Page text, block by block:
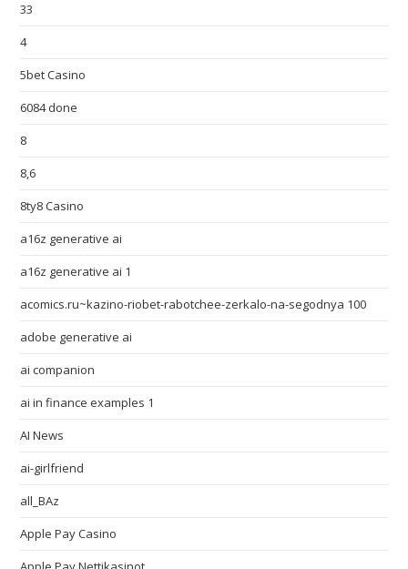
33
4
5bet Casino
6084 done
8
8,6
8ty8 Casino
a16z generative ai
a16z generative ai 1
acomics.ru~kazino-riobet-rabotchee-zerkalo-na-segodnya 100
adobe generative ai
ai companion
ai in finance examples 1
AI News
ai-girlfriend
all_BAz
Apple Pay Casino